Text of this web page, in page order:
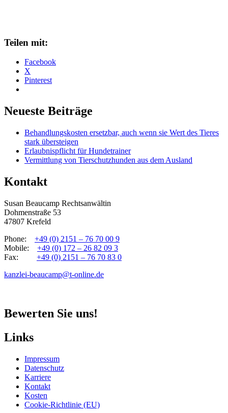
Teilen mit:
Facebook
X
Pinterest
Neueste Beiträge
Behandlungskosten ersetzbar, auch wenn sie Wert des Tieres
stark übersteigen
Erlaubnispflicht für Hundetrainer
Vermittlung von Tierschutzhunden aus dem Ausland
Kontakt
Susan Beaucamp Rechtsanwältin
Dohmenstraße 53
47807 Krefeld
Phone: +49 (0) 2151 – 76 70 00 9
Mobile: +49 (0) 172 – 26 82 09 3
Fax: +49 (0) 2151 – 76 70 83 0
kanzlei-beaucamp@t-online.de
Bewerten Sie uns!
Links
Impressum
Datenschutz
Karriere
Kontakt
Kosten
Cookie-Richtlinie (EU)